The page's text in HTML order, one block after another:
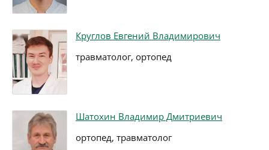
Круглов Евгений Владимирович
травматолог, ортопед
Шатохин Владимир Дмитриевич
ортопед, травматолог